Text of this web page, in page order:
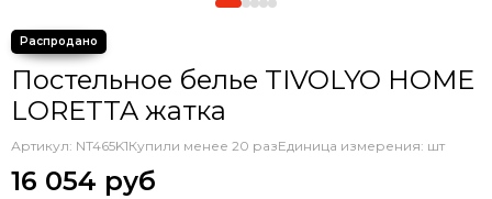
Постельное белье TIVOLYO HOME
LORETTA жатка
Артикул: NT465K1Купили менее 20 разЕдиница измерения: шт
16 054 руб